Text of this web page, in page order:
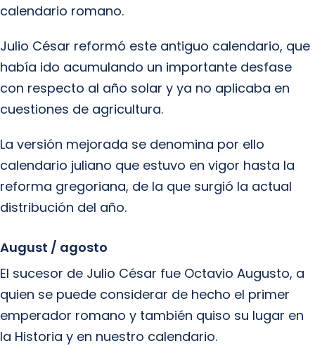
calendario romano.
Julio César reformó este antiguo calendario, que
había ido acumulando un importante desfase
con respecto al año solar y ya no aplicaba en
cuestiones de agricultura.
La versión mejorada se denomina por ello
calendario juliano que estuvo en vigor hasta la
reforma gregoriana, de la que surgió la actual
distribución del año.
August / agosto
El sucesor de Julio César fue Octavio Augusto, a
quien se puede considerar de hecho el primer
emperador romano y también quiso su lugar en
la Historia y en nuestro calendario.